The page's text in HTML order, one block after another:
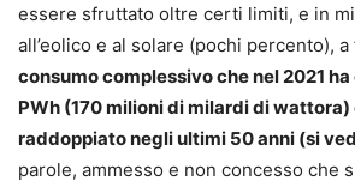
essere sfruttato oltre certi limiti, e in
all’eolico e al solare (pochi percento),
consumo complessivo che nel 2021
PWh (170 milioni di milardi di wattora)
raddoppiato negli ultimi 50 anni (si
parole, ammesso e non concesso che